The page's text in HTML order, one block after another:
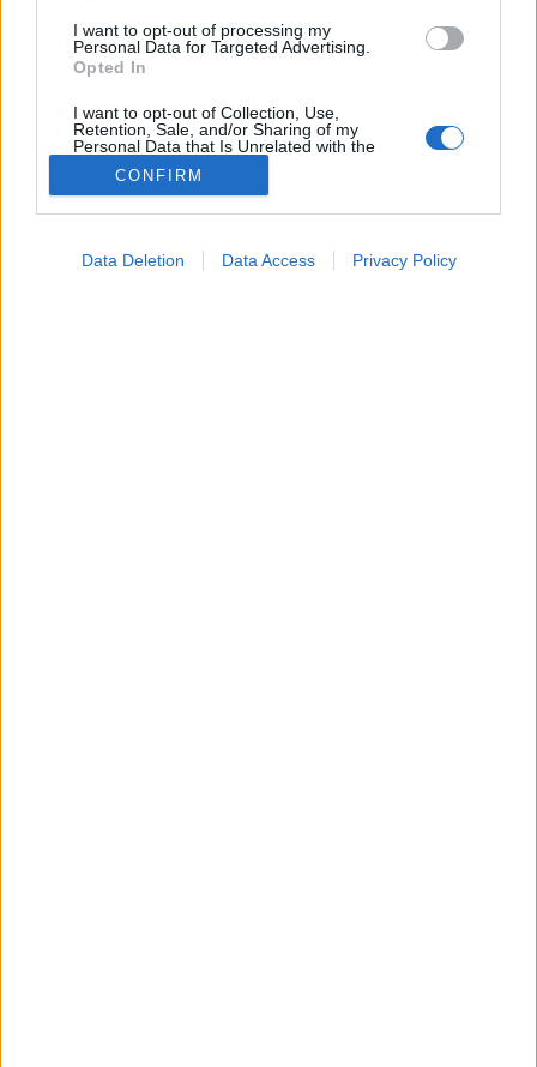
I want to opt-out of processing my
Personal Data for Targeted Advertising.
Opted In
I want to opt-out of Collection, Use,
Retention, Sale, and/or Sharing of my
Personal Data that Is Unrelated with the
Purposes for which it was collected.
Opted Out
CONFIRM
Data Deletion Data Access Privacy Policy